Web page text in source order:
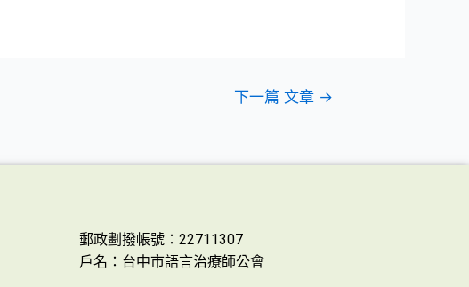
下一篇 文章 →
郵政劃撥帳號：22711307
戶名：台中市語言治療師公會